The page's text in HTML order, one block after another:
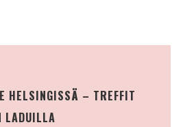
HELSINGISSÄ – TREFFIT
LADUILLA